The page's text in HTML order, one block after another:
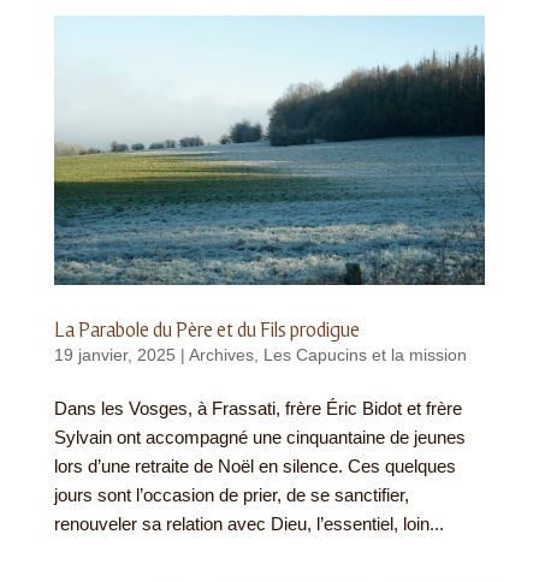
La Parabole du Père et du Fils prodigue
19 janvier, 2025 | Archives, Les Capucins et la mission
Dans les Vosges, à Frassati, frère Éric Bidot et frère
Sylvain ont accompagné une cinquantaine de jeunes
lors d’une retraite de Noël en silence. Ces quelques
jours sont l’occasion de prier, de se sanctifier,
renouveler sa relation avec Dieu, l’essentiel, loin...